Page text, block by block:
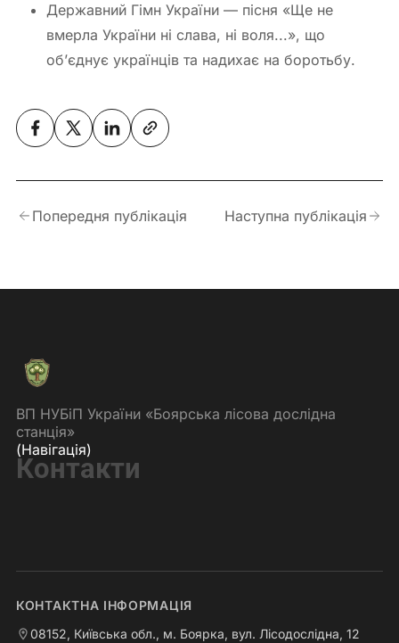
Державний Гімн України — пісня «Ще не
вмерла України ні слава, ні воля...», що
об’єднує українців та надихає на боротьбу.
Попередня публікація Наступна публікація
ВП НУБіП України «Боярська лісова дослідна
станція»
(Навігація)
Контакти
КОНТАКТНА ІНФОРМАЦІЯ
08152, Київська обл., м. Боярка, вул. Лісодослідна, 12